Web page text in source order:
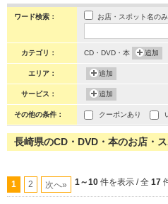
ワード検索： お店・スポット名の
カテゴリ： CD・DVD・本 追加
エリア： 追加
サービス： 追加
その他の条件： クーポンあり
長崎県のCD・DVD・本のお店・
1 2 次へ» 1～10 件を表示 / 全 17